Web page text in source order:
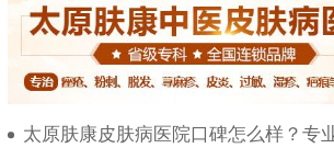
太原肤康皮肤病医院口碑怎么样？专